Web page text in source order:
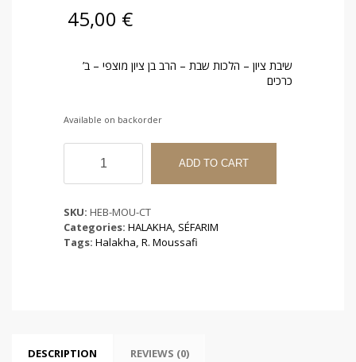
45,00 €
שיבת ציון – הלכות שבת – הרב בן ציון מוצפי – ב’
כרכים
Available on backorder
sur
Rav
Bentsion
Moussafi
ADD TO CART
SKU: HEB-MOU-CT
Categories: HALAKHA, SÉFARIM
Tags: Halakha, R. Moussafi
DESCRIPTION REVIEWS (0)